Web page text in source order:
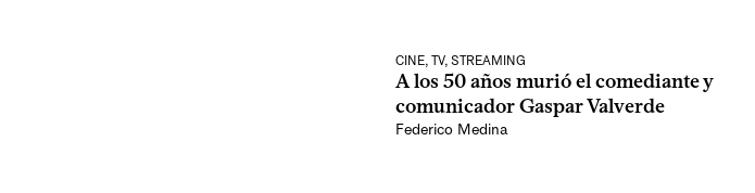
CINE, TV, STREAMING
A los 50 años murió el comediante y
comunicador Gaspar Valverde
Federico Medina